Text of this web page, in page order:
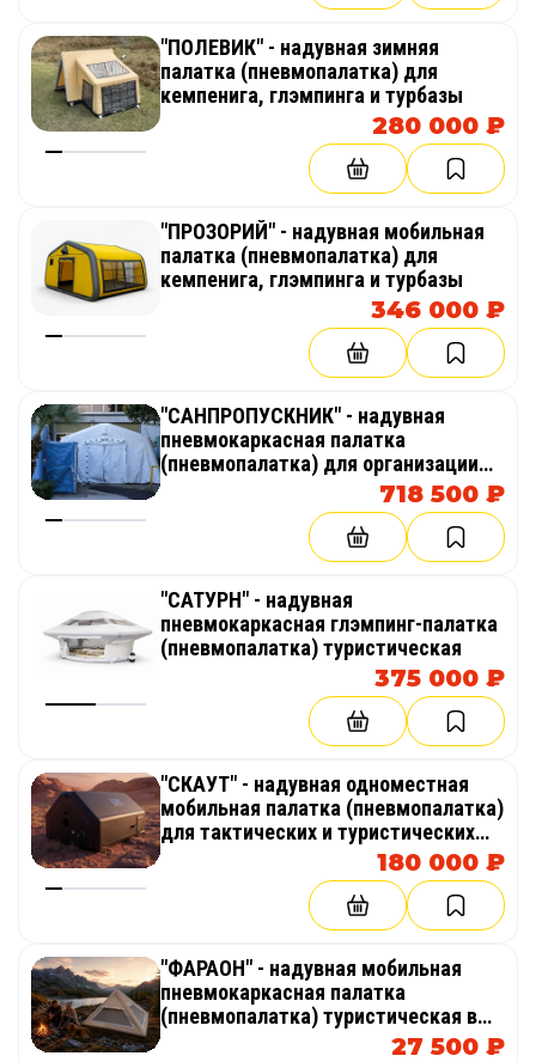
брендов, которым нужен яркий, мобильный и
запоминающийся объект.
Эксклюзивные надувные юрты, мобильные
пневмокаркасные палатки, вигвамы, чумы и
другие нестандартные надувные конструкции
изготавливает ТаймТриал — под конкретную
использования.
"ПОЛЕВИК" - надувная зимняя
палатка (пневмопалатка) для
кемпенига, глэмпингa и туpбaзы
280 000 ₽
"ПРОЗОРИЙ" - надувная мобильная
палатка (пневмопалатка) для
кемпенига, глэмпингa и туpбaзы
346 000 ₽
"САНПРОПУСКНИК" - надувная
пневмокаркасная палатка
(пневмопалатка) для организации
санитарно-гигиенического контроля
718 500 ₽
"САТУРН" - надувная
пневмокаркасная глэмпинг-палатка
(пневмопалатка) туристическая
375 000 ₽
"СКАУТ" - надувная одноместная
мобильная палатка (пневмопалатка)
для тактических и туристических
180 000 ₽
"ФАРАОН" - надувная мобильная
пневмокаркасная палатка
(пневмопалатка) туристическая в
27 500 ₽